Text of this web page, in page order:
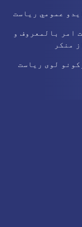
عمومي ریاست
امر بالمعروف و
منکر
لوی ریاست